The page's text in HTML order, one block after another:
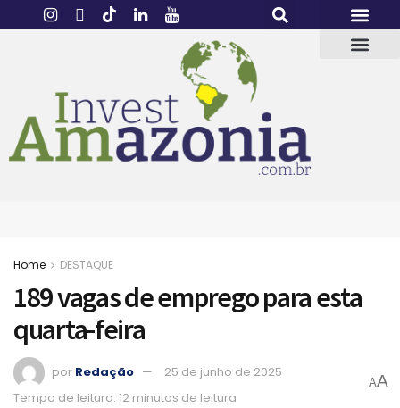
Home DESTAQUE
189 vagas de emprego para esta
quarta-feira
por Redação
25 de junho de 2025
Tempo de leitura: 12 minutos de leitura
AA